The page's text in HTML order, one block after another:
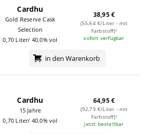
Cardhu
Gold Reserve Cask
Selection
0,70 Liter/ 40.0% vol
38,95 €
(55,64 €/Liter - mit
Farbstoff)¹
sofort verfügbar
in den Warenkorb
Cardhu
15 Jahre
0,70 Liter/ 40.0% vol
64,95 €
(92,79 €/Liter - mit
Farbstoff)¹
jetzt bestellbar